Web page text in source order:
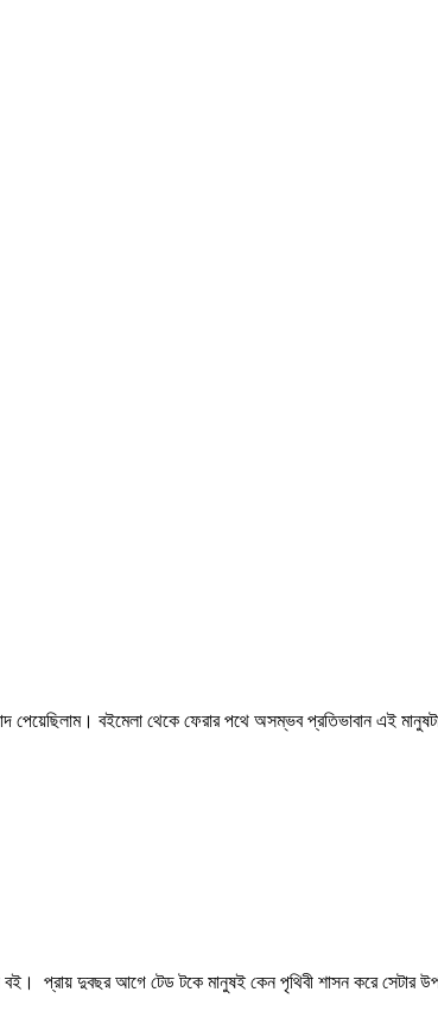
বইমেলা থেকে ফেরার পথে অসম্ভব প্রতিভাবান এই
বই। প্রায় দুবছর আগে টেড টকে মানুষই কেন পৃথিবী শাসন করে সেটার